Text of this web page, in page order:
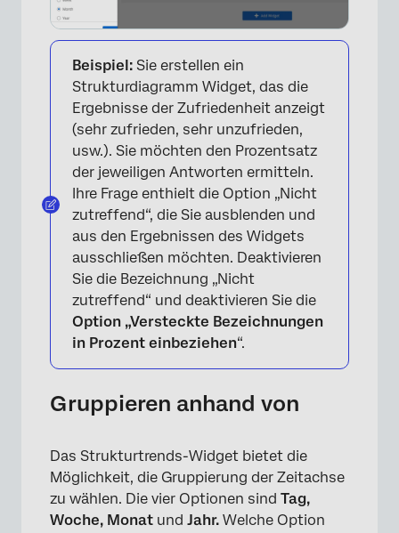
Beispiel: Sie erstellen ein
Strukturdiagramm Widget, das die
Ergebnisse der Zufriedenheit anzeigt
(sehr zufrieden, sehr unzufrieden,
usw.). Sie möchten den Prozentsatz
der jeweiligen Antworten ermitteln.
Ihre Frage enthielt die Option „Nicht
zutreffend“, die Sie ausblenden und
aus den Ergebnissen des Widgets
ausschließen möchten. Deaktivieren
Sie die Bezeichnung „Nicht
zutreffend“ und deaktivieren Sie die
Option „Versteckte Bezeichnungen
in Prozent einbeziehen“.
Gruppieren anhand von
Das Strukturtrends-Widget bietet die
Möglichkeit, die Gruppierung der Zeitachse
zu wählen. Die vier Optionen sind Tag,
Woche, Monat und Jahr. Welche Option